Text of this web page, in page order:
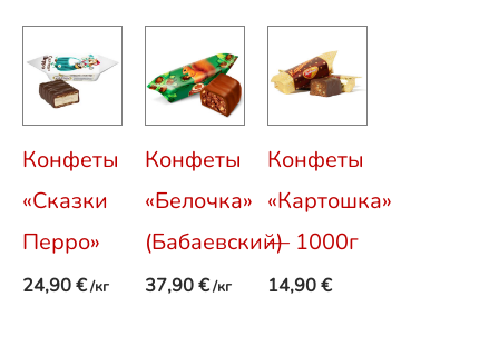
Конфеты
«Сказки
Перро»
24,90€/кг
Конфеты
«Белочка»
(Бабаевский)
37,90€/кг
Конфеты
«Картошка»
— 1000г
14,90€